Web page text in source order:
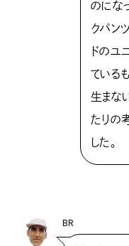
のにな
クパン
ドのユ
ている
生まな
たりの
した。
BR